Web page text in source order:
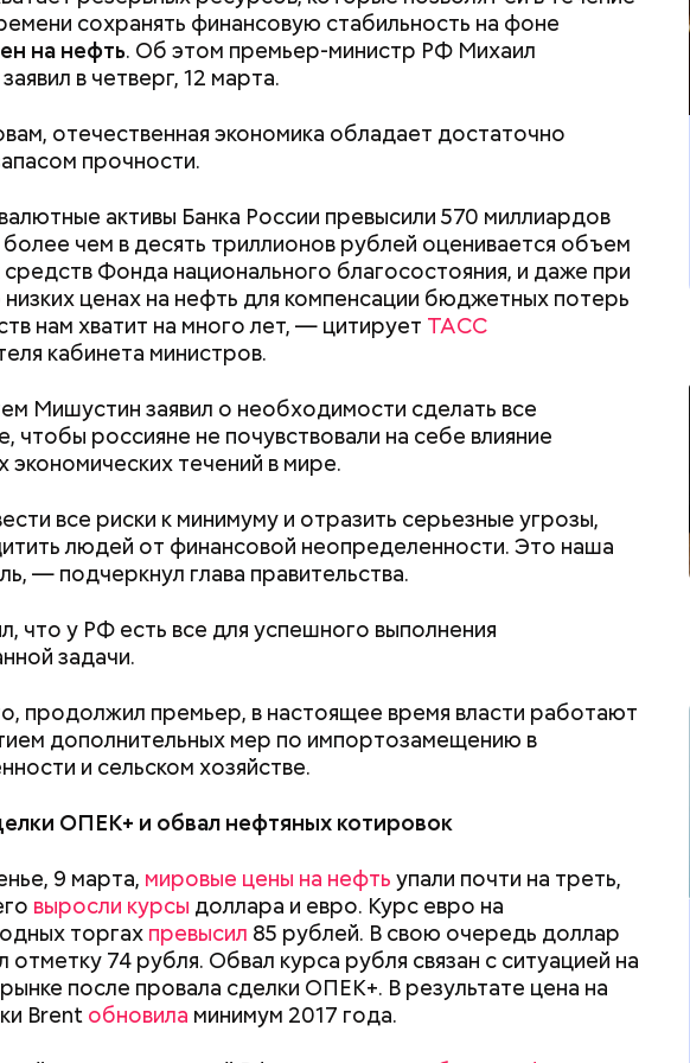
сохранять финансовую стабильность на фоне
на нефть. Об этом премьер-министр РФ Михаил
в четверг, 12 марта.
отечественная экономика обладает достаточно
прочности.
активы Банка России превысили 570 миллиардов
чем в десять триллионов рублей оценивается объем
средств Фонда национального благосостояния, и даже при
низких ценах на нефть для компенсации бюджетных потерь
нам хватит на много лет, — цитирует ТАСС
кабинета министров.
Мишустин заявил о необходимости сделать все
чтобы россияне не почувствовали на себе влияние
экономических течений в мире.
все риски к минимуму и отразить серьезные угрозы,
людей от финансовой неопределенности. Это наша
— подчеркнул глава правительства.
что у РФ есть все для успешного выполнения
задачи.
продолжил премьер, в настоящее время власти работают
дополнительных мер по импортозамещению в
и сельском хозяйстве.
ОПЕК+ и обвал нефтяных котировок
9 марта, мировые цены на нефть упали почти на треть,
выросли курсы доллара и евро. Курс евро на
торгах превысил 85 рублей. В свою очередь доллар
74 рубля. Обвал курса рубля связан с ситуацией на
после провала сделки ОПЕК+. В результате цена на
Brent обновила минимум 2017 года.
пригласили ряд политических деятелей: генерального
ООНАнтониу Гутерреша , японского и венгерского
Виктора Орбана,
Бориса Джонсона, президента Белоруссии
Лукашенко и других.
началасьв китайском городе Ухань (провинция
2019 года власти Китая сообщили о ней
возбудитель болезни — коронавирус COVID-19. Он
еще в ряде стран, включая Иран, Италию, Францию,
Корею, Таиланд и другие.
Ни один артист не покинул
театр: интервью с худруком
«Покровка.Театр» Дмитрием
Бикбаевым
Успенский собор
отметил 700-летие: история
первого каменного храма
Москвы
Как получить до 100 тысяч
рублей от государства при
трудной ситуации: кто может
претендовать и какие нужны
Как узнать, снесут ли дом по
реновации в Москве: где
искать информацию и сроки